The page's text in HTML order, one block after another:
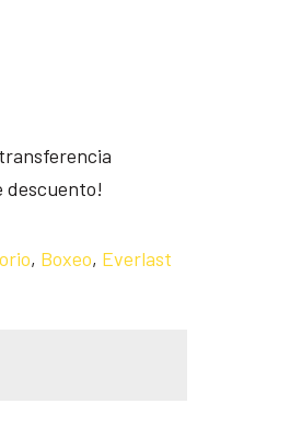
descuento!
, Boxeo, Everlast